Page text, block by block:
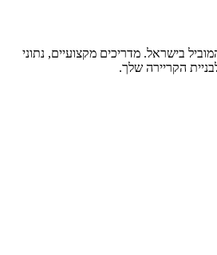
בישראל. מדריכים מקצועיים, נתוני
הקריירה שלך.